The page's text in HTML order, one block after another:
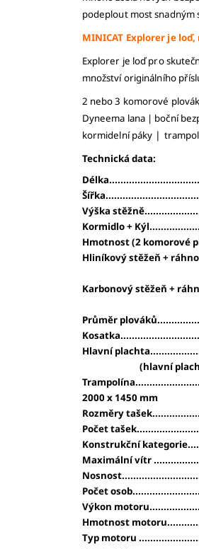
podeplout most
MINICAT Explorer je
Explorer je loď pro
množství originálního
2 nebo 3 komorové
Dyneema lana | boční
kormidelní páky |
Technická data:
Výška
Kormidlo +
Hmotnost (2 komorové
Hliníkový stěžeň +
87 kg -
Karbonový stěžeň +
82 kg -
Průměr
Hlavní
(hlavní plachtu
2000 x 1450 mm
Rozměry
Počet
Konstrukční
Maximální vítr
Počet
Výkon
Hmotnost
Typ motoru